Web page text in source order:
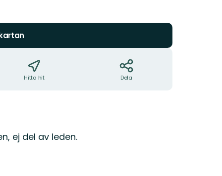
Hitta hit Dela
ej del av leden.